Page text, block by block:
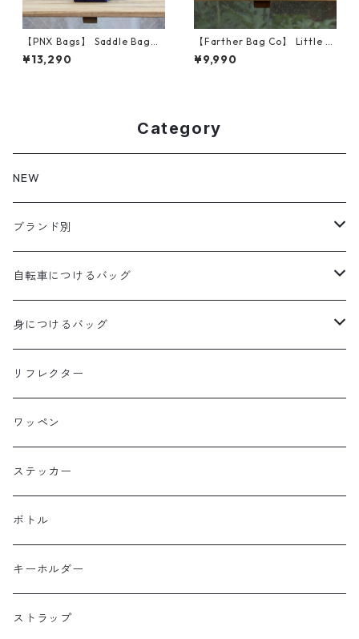
【PNX Bags】 Saddle Bag
（Purple Classic）
¥13,290
【Farther Bag Co】 Little T
ube (Marigold)
¥9,990
Category
NEW
ブランド別
aldr works
B3
Baby Legs Bags
Bike Friday
BOGEWORKS
Burrito House Original
CAMELCHOPS
Dripper cycle
自転車につけるバッグ
WALD 用バッグ
ハンドルバーバッグ
トップチューブバッグ
フォークバッグ
ステムバッグ
フレームバッグ
ドリンクバッグ
身につけるバッグ
ヒップバッグ
トートバッグ
サコッシュ
ポーチ・財布
バックパック
リフレクター
ワッペン
ステッカー
ボトル
キーホルダー
ストラップ